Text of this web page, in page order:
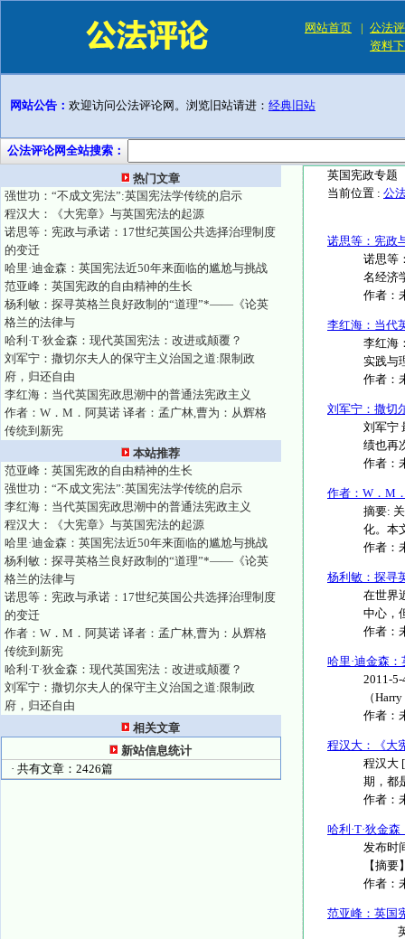
网站首页 | 公法
资料
网站公告： 欢迎访问公法评论网。浏览旧站请进： 经典旧站
公法评论网全站搜索：
热门文章
强世功：“不成文宪法”:英国宪法学传统的启示
程汉大：《大宪章》与英国宪法的起源
诺思等：宪政与承诺：17世纪英国公共选择治理制度
的变迁
哈里·迪金森：英国宪法近50年来面临的尴尬与挑战
范亚峰：英国宪政的自由精神的生长
杨利敏：探寻英格兰良好政制的“道理”*——《论英
格兰的法律与
哈利·T·狄金森：现代英国宪法：改进或颠覆？
刘军宁：撒切尔夫人的保守主义治国之道:限制政
府，归还自由
李红海：当代英国宪政思潮中的普通法宪政主义
作者：W．M．阿莫诺 译者：孟广林,曹为：从辉格
传统到新宪
本站推荐
范亚峰：英国宪政的自由精神的生长
强世功：“不成文宪法”:英国宪法学传统的启示
李红海：当代英国宪政思潮中的普通法宪政主义
程汉大：《大宪章》与英国宪法的起源
哈里·迪金森：英国宪法近50年来面临的尴尬与挑战
杨利敏：探寻英格兰良好政制的“道理”*——《论英
格兰的法律与
诺思等：宪政与承诺：17世纪英国公共选择治理制度
的变迁
作者：W．M．阿莫诺 译者：孟广林,曹为：从辉格
传统到新宪
哈利·T·狄金森：现代英国宪法：改进或颠覆？
刘军宁：撒切尔夫人的保守主义治国之道:限制政
府，归还自由
相关文章
新站信息统计
· 共有文章：2426篇
英国宪政专题
当前位置 : 公
诺思等：宪政
诺思等
名经济
作者：
李红海：当代
李红海
实践与
作者：
刘军宁：撒切
刘军宁
绩也再
作者：
作者：W．M
摘要:
化。本
作者：
杨利敏：探寻
在世界
中心，
作者：
哈里·迪金森
2011-
（
作者：
程汉大：《大
程汉大
期，都
作者：
哈利·T·狄金
发布时
【摘
作者：
范亚峰：英国
英吉